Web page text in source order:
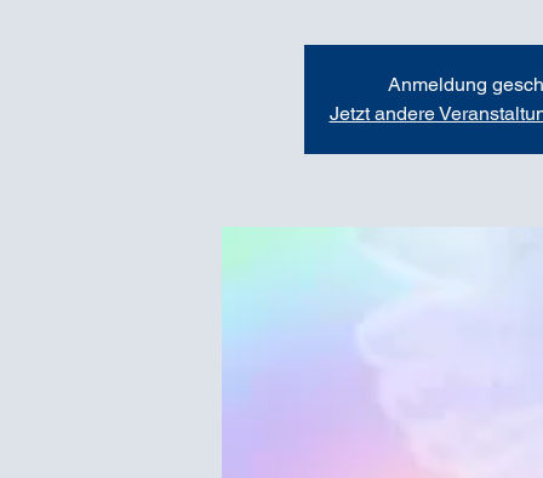
Anmeldung
Jetzt andere